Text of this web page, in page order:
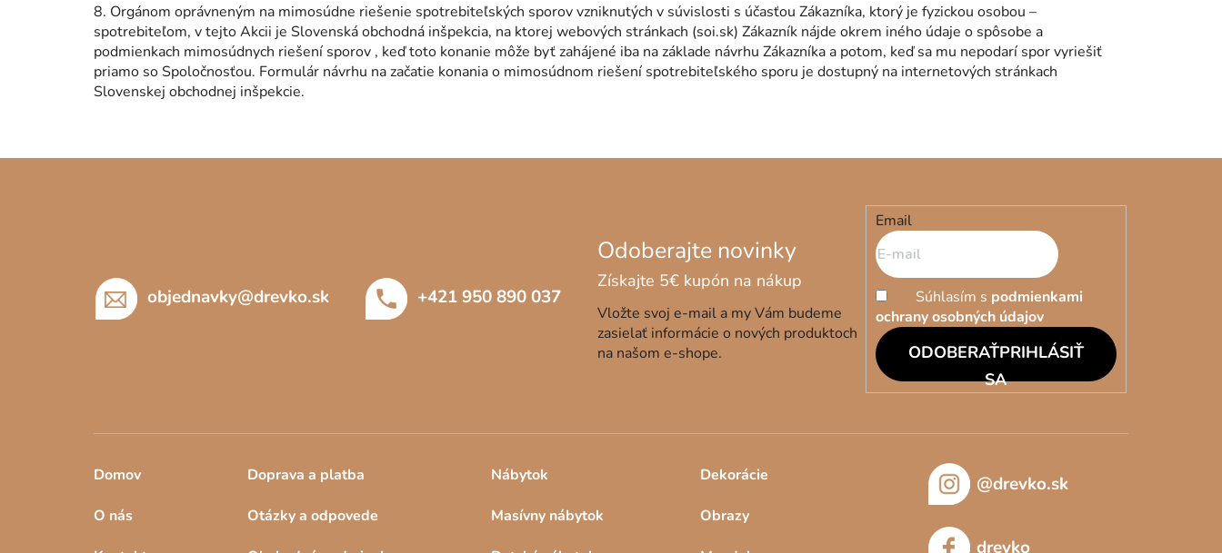
8. Orgánom oprávneným na mimosúdne riešenie spotrebiteľských sporov vzniknutých v súvislosti s účasťou Zákazníka, ktorý je fyzickou osobou –
spotrebiteľom, v tejto Akcii je Slovenská obchodná inšpekcia, na ktorej webových stránkach (soi.sk) Zákazník nájde okrem iného údaje o spôsobe a
podmienkach mimosúdnych riešení sporov , keď toto konanie môže byť zahájené iba na základe návrhu Zákazníka a potom, keď sa mu nepodarí spor vyriešiť
priamo so Spoločnosťou. Formulár návrhu na začatie konania o mimosúdnom riešení spotrebiteľského sporu je dostupný na internetových stránkach
Slovenskej obchodnej inšpekcie.
objednavky@drevko.sk +421 950 890 037
Vložte svoj e-mail a my Vám budeme
zasielať informácie o nových produktoch
na našom e-shope.
Email
Súhlasím s podmienkami
ochrany osobných údajov
PRIHLÁSIŤ
SA
Domov
O nás
Doprava a platba
Otázky a odpovede
Nábytok
Masívny nábytok
Dekorácie
Obrazy
@drevko.sk
drevko